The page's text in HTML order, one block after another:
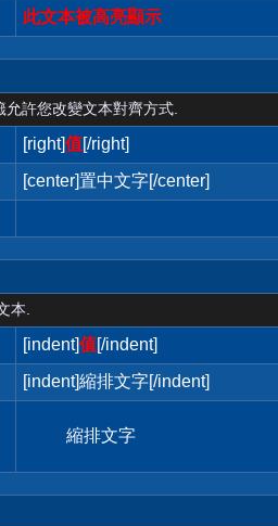
此文本被高亮顯示
許您改變文本對齊方式.
[right]值[/right]
[center]置中文字[/center]
本.
[indent]值[/indent]
[indent]縮排文字[/indent]
縮排文字